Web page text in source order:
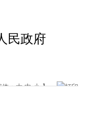
民政府
体：大 中 小】 打印